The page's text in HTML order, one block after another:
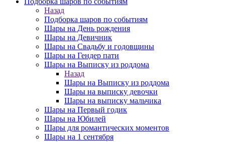
Назад
Подборка шаров по событиям
Шары на День рождения
Шары на Девичник
Шары на Свадьбу и годовщины
Шары на Гендер пати
Шары на Выписку из роддома
Назад
Шары на Выписку из роддома
Шары на выписку девочки
Шары на выписку мальчика
Шары на Первый годик
Шары на Юбилей
Шары для романтических моментов
Шары на 1 сентября